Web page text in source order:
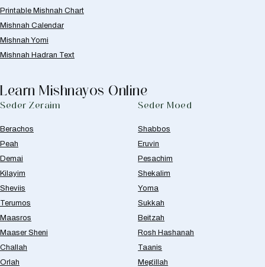
Printable Mishnah Chart
Mishnah Calendar
Mishnah Yomi
Mishnah Hadran Text
Learn Mishnayos Online
Seder Zeraim
Berachos
Peah
Demai
Kilayim
Sheviis
Terumos
Maasros
Maaser Sheni
Challah
Orlah
Seder Moed
Shabbos
Eruvin
Pesachim
Shekalim
Yoma
Sukkah
Beitzah
Rosh Hashanah
Taanis
Megillah